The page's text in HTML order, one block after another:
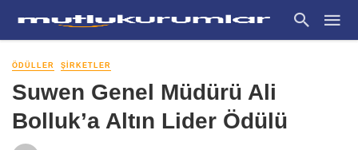
ÖDÜLLER ŞIRKETLER
Suwen Genel Müdürü Ali
Bolluk’a Altın Lider Ödülü